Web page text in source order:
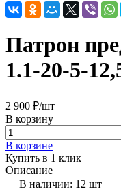
Патрон
1.1-20-5-
2 900 ₽/шт
В корзину
В корзине
Купить в 1 клик
Описание
В наличии: 12 шт